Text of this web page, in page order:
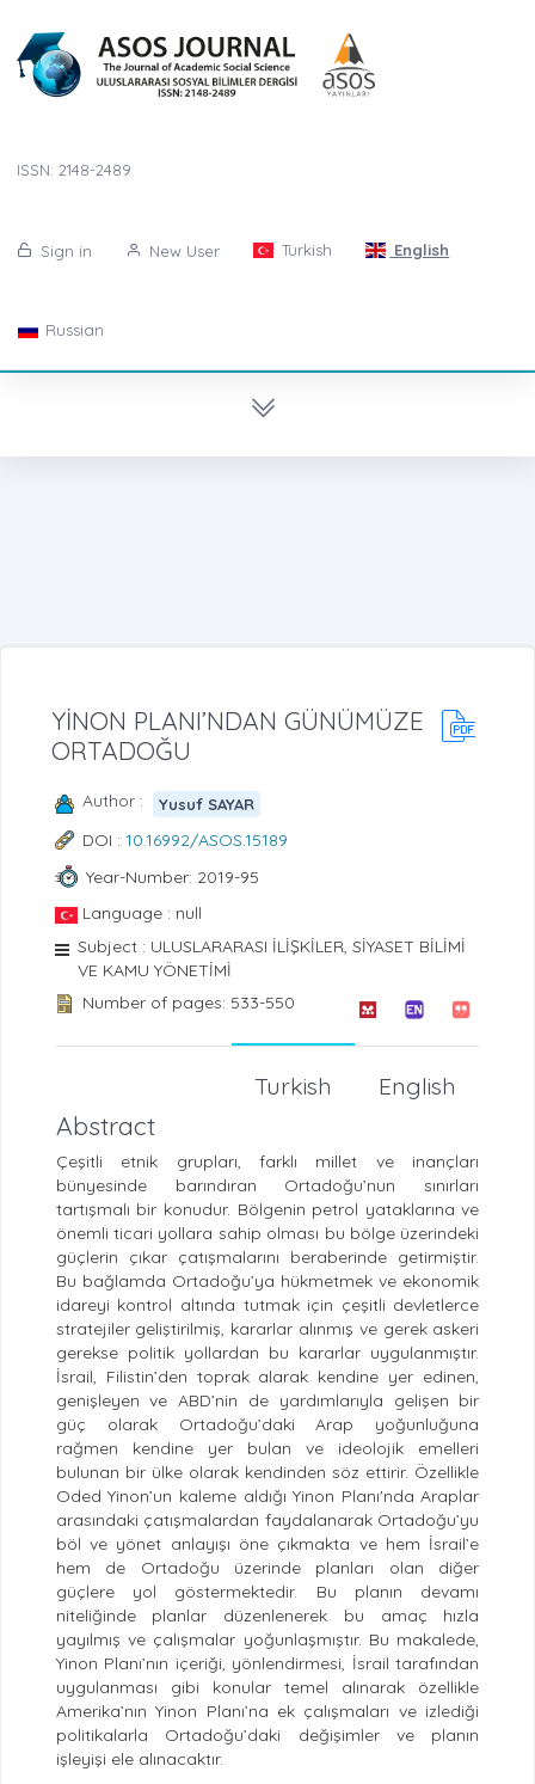
ISSN: 2148-2489
Sign in New User Turkish English
Russian
YİNON PLANI’NDAN GÜNÜMÜZE
ORTADOĞU
Author : Yusuf SAYAR
DOI : 10.16992/ASOS.15189
Year-Number: 2019-95
Language : null
Subject : ULUSLARARASI İLİŞKİLER, SİYASET BİLİMİ
VE KAMU YÖNETİMİ
Number of pages: 533-550
English
Turkish
Abstract
Çeşitli etnik grupları, farklı millet ve inançları
bünyesinde barındıran Ortadoğu’nun sınırları
tartışmalı bir konudur. Bölgenin petrol yataklarına ve
önemli ticari yollara sahip olması bu bölge üzerindeki
güçlerin çıkar çatışmalarını beraberinde getirmiştir.
Bu bağlamda Ortadoğu’ya hükmetmek ve ekonomik
idareyi kontrol altında tutmak için çeşitli devletlerce
stratejiler geliştirilmiş, kararlar alınmış ve gerek askeri
gerekse politik yollardan bu kararlar uygulanmıştır.
İsrail, Filistin’den toprak alarak kendine yer edinen,
genişleyen ve ABD’nin de yardımlarıyla gelişen bir
güç olarak Ortadoğu’daki Arap yoğunluğuna
rağmen kendine yer bulan ve ideolojik emelleri
bulunan bir ülke olarak kendinden söz ettirir. Özellikle
Oded Yinon’un kaleme aldığı Yinon Planı'nda Araplar
arasındaki çatışmalardan faydalanarak Ortadoğu’yu
böl ve yönet anlayışı öne çıkmakta ve hem İsrail’e
hem de Ortadoğu üzerinde planları olan diğer
güçlere yol göstermektedir. Bu planın devamı
niteliğinde planlar düzenlenerek bu amaç hızla
yayılmış ve çalışmalar yoğunlaşmıştır. Bu makalede,
Yinon Planı’nın içeriği, yönlendirmesi, İsrail tarafından
uygulanması gibi konular temel alınarak özellikle
Amerika’nın Yinon Planı’na ek çalışmaları ve izlediği
politikalarla Ortadoğu’daki değişimler ve planın
işleyişi ele alınacaktır.